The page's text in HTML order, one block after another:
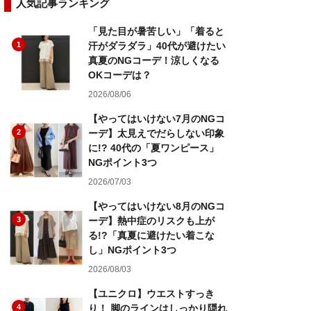
人気記事ランキング
1
「見た目が暑苦しい」「着ると
汗がダラダラ」40代が避けたい
真夏のNGコーデ！涼しくなる
OKコーデは？
2026/08/06
2
【やってはいけない7月のNGコ
ーデ】太見えでだらしない印象
に!? 40代の「夏ワンピース」
NGポイント3つ
2026/07/03
3
【やってはいけない8月のNGコ
ーデ】熱中症のリスクも上が
る!?「真夏に避けたい着こな
し」NGポイント3つ
2026/08/03
4
【ユニクロ】ウエストすっき
り！ 脚のラインはしっかり隠れ